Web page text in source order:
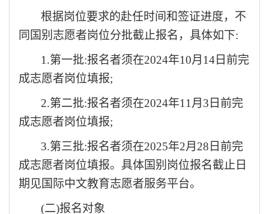
根据岗位要求的赴任时间和签证进度，不
同国别志愿者岗位分批截止报名，具体如下:
1.第一批:报名者须在2024年10月14日前完
成志愿者岗位填报;
2.第二批:报名者须在2024年11月3日前完
成志愿者岗位填报;
3.第三批:报名者须在2025年2月28日前完
成志愿者岗位填报。 具体国别岗位报名截止日
期见国际中文教育志愿者服务平台。
(二)报名对象